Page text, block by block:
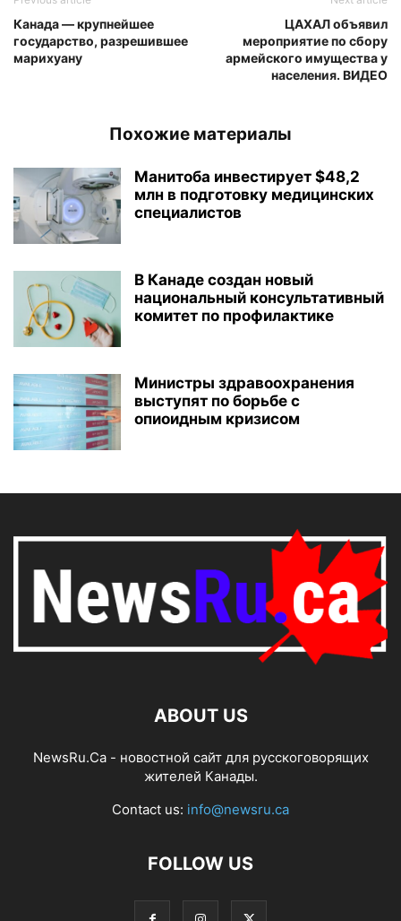
Канада — крупнейшее
государство, разрешившее
марихуану
ЦАХАЛ объявил
мероприятие по сбору
армейского имущества у
населения. ВИДЕО
Похожие материалы
Манитоба инвестирует $48,2
млн в подготовку медицинских
специалистов
В Канаде создан новый
национальный консультативный
комитет по профилактике
Министры здравоохранения
выступят по борьбе с
опиоидным кризисом
ABOUT US
NewsRu.Ca - новостной сайт для русскоговорящих
жителей Канады.
Contact us: info@newsru.ca
FOLLOW US